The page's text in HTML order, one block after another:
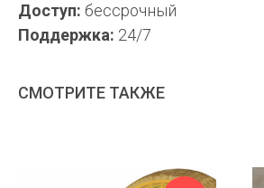
Доступ: бессрочный
Поддержка: 24/7
СМОТРИТЕ ТАКЖЕ